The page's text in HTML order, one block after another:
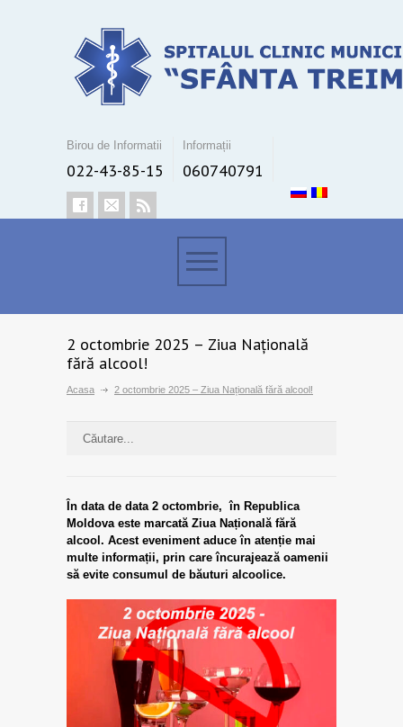
Birou de Informatii
022-43-85-15
Informații
060740791
2 octombrie 2025 – Ziua Națională
fără alcool!
Acasa 2 octombrie 2025 – Ziua Națională fără alcool!
În data de data 2 octombrie, în Republica
Moldova este marcată Ziua Națională fără
alcool. Acest eveniment aduce în atenție mai
multe informații, prin care încurajează oamenii
să evite consumul de băuturi alcoolice.